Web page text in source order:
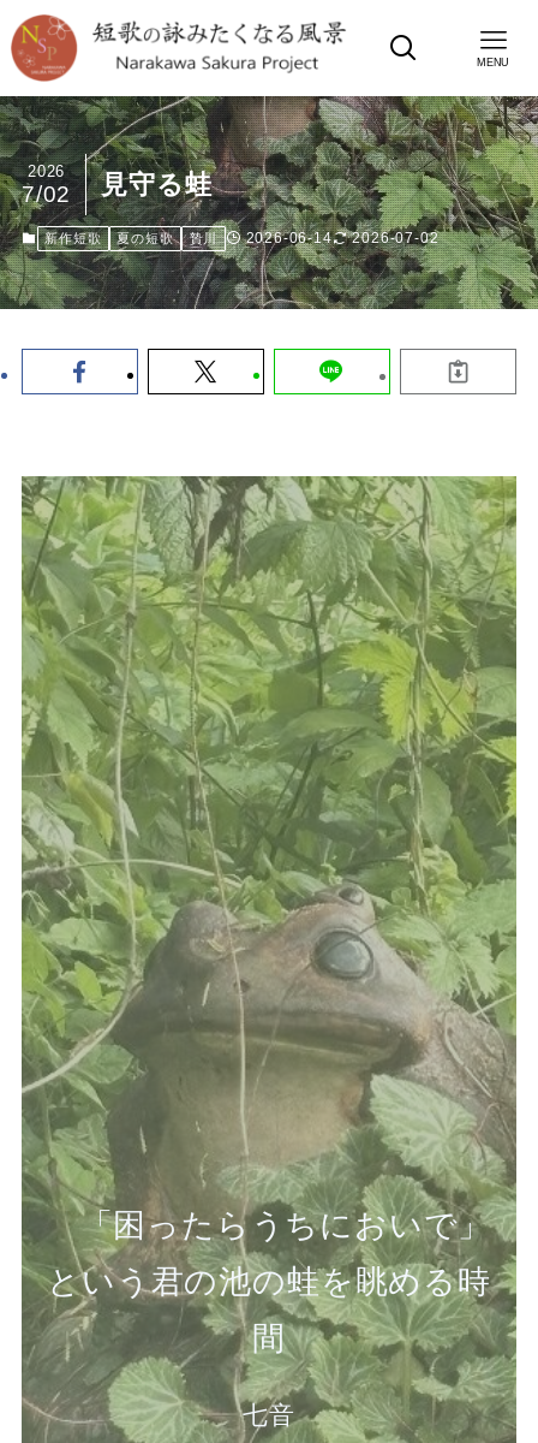
MENU
見守る蛙
2026
7/02
新作短歌 夏の短歌 贄川 2026-06-14 2026-07-02
「「困ったらうちにおいで」
という君の池の蛙を眺める時
間
七音